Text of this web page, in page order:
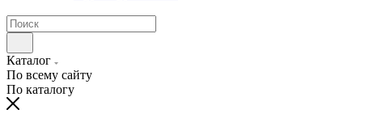
Каталог
По всему сайту
По каталогу